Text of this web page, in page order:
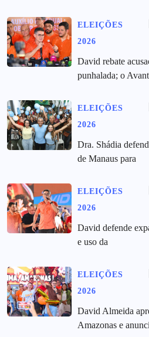
ELEIÇÕES
2026
David rebate
punhalada; o
ELEIÇÕES
2026
Dra. Shádia
de Manaus para
ELEIÇÕES
2026
David defende
e uso da
ELEIÇÕES
2026
David Almeida
Amazonas e